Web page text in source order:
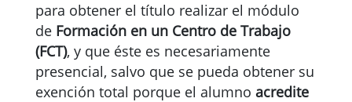
para obtener el título realizar el módulo
de Formación en un Centro de Trabajo
(FCT), y que éste es necesariamente
presencial, salvo que se pueda obtener su
exención total porque el alumno acredite